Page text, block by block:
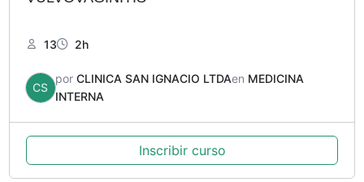
13 2h
CS
por CLINICA SAN IGNACIO LTDAen MEDICINA
INTERNA
Inscribir curso